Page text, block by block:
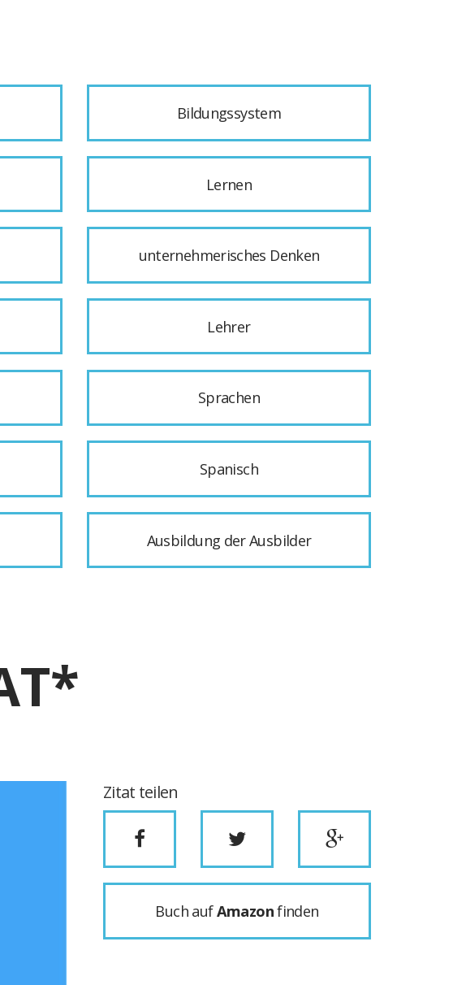
Bildungssystem
Lernen
unternehmerisches Denken
Lehrer
Sprachen
Spanisch
Ausbildung der Ausbilder
Zitat teilen
Buch aufAmazonfinden